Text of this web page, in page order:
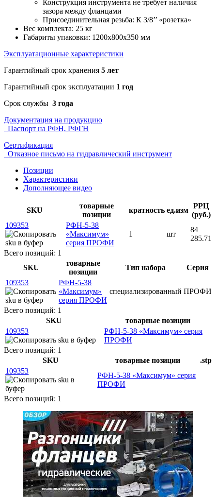
Конструкция инструмента не требует наличия
зазора между фланцами
Присоединительная резьба: К 3/8’’ «розетка»
Вес комплекта: 25 кг
Габариты упаковки: 1200х800х350 мм
Эксплуатационные характеристики
Гарантийный срок хранения 5 лет
Гарантийный срок эксплуатации 1 год
Срок службы 3 года
Документация на продукцию
Паспорт на РФН, РФГН
Сертификация
Отказное письмо на гидравлический инструмент
Позиции
Характеристики
Дополняющее видео
SKU
товарные
позиции
кратность ед.изм
РРЦ
(руб.)
109353
РФН-5-38
«Максимум»
серия ПРОФИ
1 шт
84
285.71
Всего позиций: 1
SKU
товарные
позиции
Тип набора
Серия
109353
РФН-5-38
«Максимум»
серия ПРОФИ
специализированный ПРОФИ
Всего позиций: 1
SKU
товарные позиции
109353
РФН-5-38 «Максимум» серия
ПРОФИ
Всего позиций: 1
SKU
товарные позиции
.stp
109353
РФН-5-38 «Максимум» серия
ПРОФИ
Всего позиций: 1